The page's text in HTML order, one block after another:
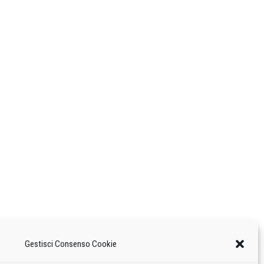
Gestisci Consenso Cookie